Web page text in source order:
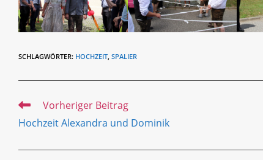
SCHLAGWÖRTER: HOCHZEIT SPALIER
Weitere
ansehen
Vorheriger Beitrag
Hochzeit Alexandra und Dominik